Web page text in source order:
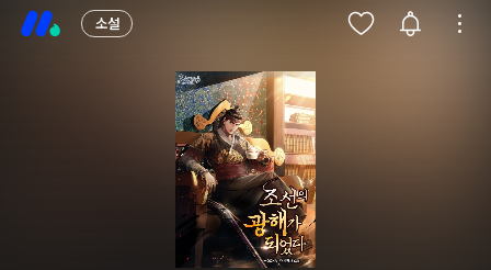
소설